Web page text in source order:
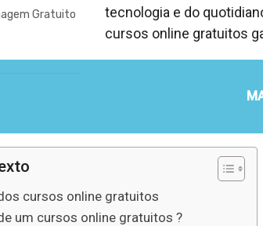
Gratuito
tecnologia e do
cursos online gratuitos
cursos online gratuitos
um cursos online gratuitos ?